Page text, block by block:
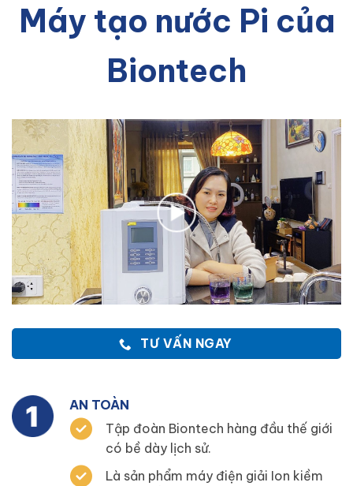
Máy tạo nước Pi của
Biontech
TƯ VẤN NGAY
AN TOÀN
Tập đoàn Biontech hàng đầu thế giới
có bề dày lịch sử.
Là sản phẩm máy điện giải Ion kiềm